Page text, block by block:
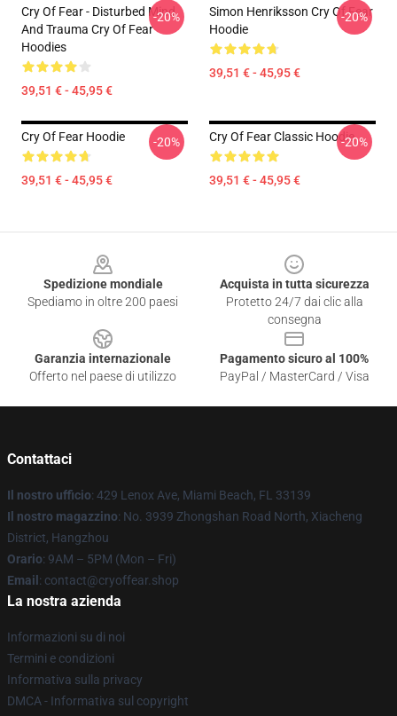
Cry Of Fear - Disturbed Mind
And Trauma Cry Of Fear
Hoodies
39,51 € - 45,95 €
-20%
Simon Henriksson Cry Of Fear
Hoodie
39,51 € - 45,95 €
-20%
Cry Of Fear Hoodie
39,51 € - 45,95 €
-20% Cry Of Fear Classic Hoodie
39,51 € - 45,95 €
-20%
Spedizione mondiale
Spediamo in oltre 200 paesi
Acquista in tutta sicurezza
Protetto 24/7 dai clic alla
consegna
Garanzia internazionale
Offerto nel paese di utilizzo
Pagamento sicuro al 100%
PayPal / MasterCard / Visa
Contattaci
Il nostro ufficio: 429 Lenox Ave, Miami Beach, FL 33139
Il nostro magazzino: No. 3939 Zhongshan Road North, Xiacheng
District, Hangzhou
Orario: 9AM – 5PM (Mon – Fri)
Email : contact@cryoffear.shop
La nostra azienda
Informazioni su di noi
Termini e condizioni
Informativa sulla privacy
DMCA - Informativa sul copyright